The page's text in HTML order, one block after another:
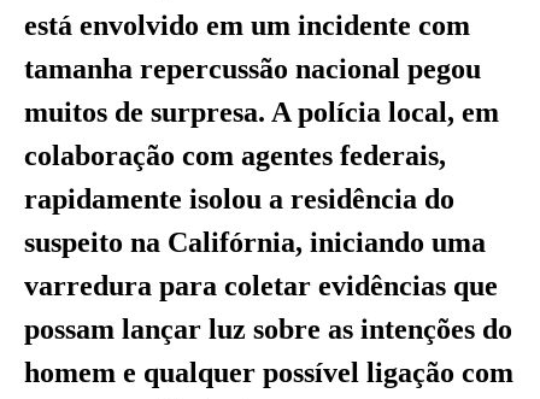
está envolvido em um incidente com
tamanha repercussão nacional pegou
muitos de surpresa. A polícia local, em
colaboração com agentes federais,
rapidamente isolou a residência do
suspeito na Califórnia, iniciando uma
varredura para coletar evidências que
possam lançar luz sobre as intenções do
homem e qualquer possível ligação com